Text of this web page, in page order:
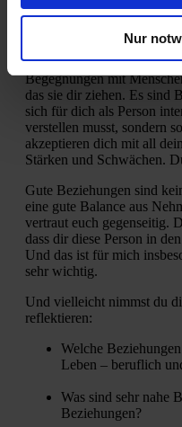
Nur
Was macht eine
Gute Beziehungen sind
Begegnungen mit
das sie dir ziehen. Es sind
sich für dich als Person
verstellen musst, sondern
akzeptieren dich mit all
Stärken und Schwächen.
Gute Beziehungen sind
eine gute Balance aus
vertraut euch gegenseitig.
dass dir diese Person in
Und das ist für mich
sehr wichtig.
Und vielleicht nimmst du
reflektieren:
Welche
Leben – beruflich
Was sind sehr nahe
Beziehungen?